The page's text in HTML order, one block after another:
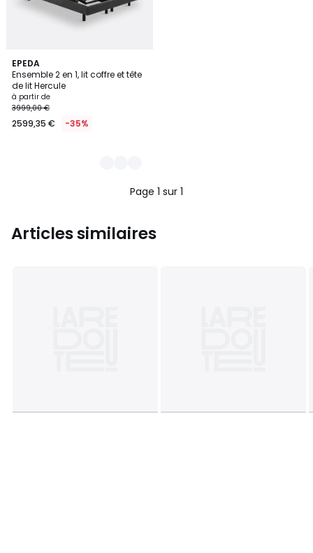
EPEDA
Ensemble 2 en 1, lit coffre et tête
de lit Hercule
à partir de
3999,00 €
2599,35 € -35%
3
Couleurs
Page 1 sur 1
Articles similaires